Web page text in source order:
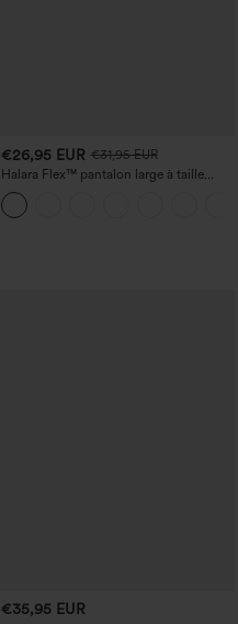
€26,95 EUR €31,95 EUR
Halara Flex™ pantalon large à taille
haute avec poches en tissu gaufré
(waffle) pour le travail, grande taille
€35,95 EUR